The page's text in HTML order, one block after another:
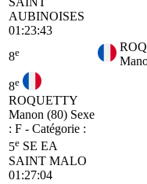
AUBINOISES
01:23:43
8e
8e
ROQUETTY
Manon (80) Sexe
: F - Catégorie :
5e SE EA
SAINT MALO
01:27:04